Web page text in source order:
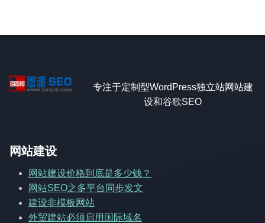
专注于定制型WordPress独立站网站建
设和谷歌SEO
网站建设
网站建设价格到底是多少钱？
网站SEO之多平台同步发文
建设非模板网站
外贸建站必须启用国际域名